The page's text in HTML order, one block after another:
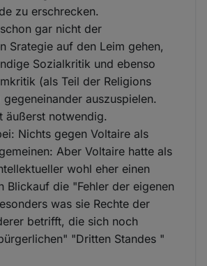
zu erschrecken.
gar nicht der
Srategie auf den Leim gehen,
Sozialkritik und ebenso
(als Teil der Religions
auszuspielen.
äußerst notwendig.
Nichts gegen Voltaire als
Aber Voltaire hatte als
wohl eher einen
Blickauf die "Fehler der eigenen
was sie Rechte der
betrifft, die sich noch
"Dritten Standes "